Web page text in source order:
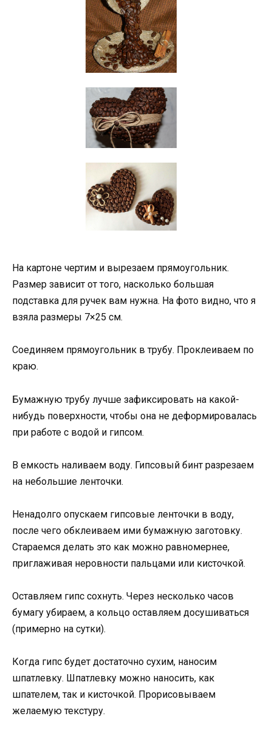
На картоне чертим и вырезаем прямоугольник.
Размер зависит от того, насколько большая
подставка для ручек вам нужна. На фото видно, что я
взяла размеры 7×25 см.
Соединяем прямоугольник в трубу. Проклеиваем по
краю.
Бумажную трубу лучше зафиксировать на какой-
нибудь поверхности, чтобы она не деформировалась
при работе с водой и гипсом.
В емкость наливаем воду. Гипсовый бинт разрезаем
на небольшие ленточки.
Ненадолго опускаем гипсовые ленточки в воду,
после чего обклеиваем ими бумажную заготовку.
Стараемся делать это как можно равномернее,
приглаживая неровности пальцами или кисточкой.
Оставляем гипс сохнуть. Через несколько часов
бумагу убираем, а кольцо оставляем досушиваться
(примерно на сутки).
Когда гипс будет достаточно сухим, наносим
шпатлевку. Шпатлевку можно наносить, как
шпателем, так и кисточкой. Прорисовываем
желаемую текстуру.